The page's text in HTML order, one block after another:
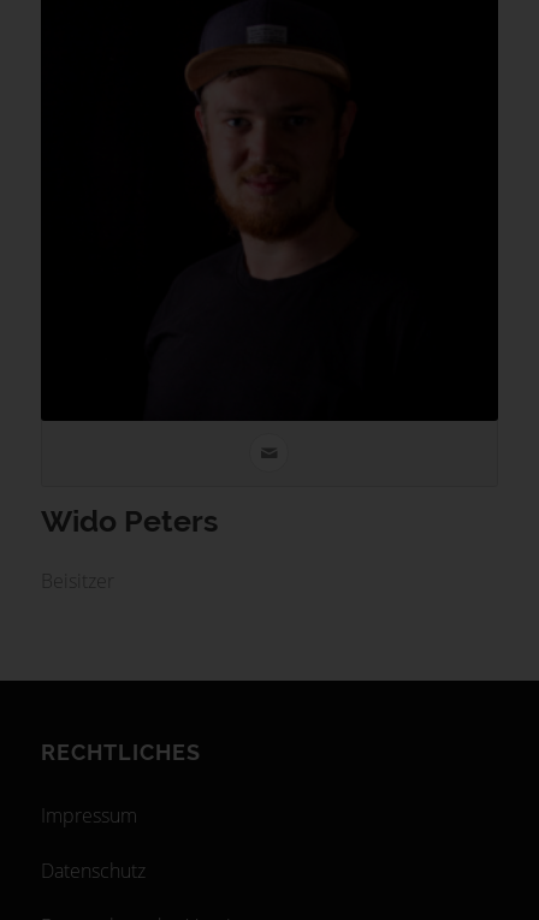
Wido Peters
Beisitzer
RECHTLICHES
Impressum
Datenschutz